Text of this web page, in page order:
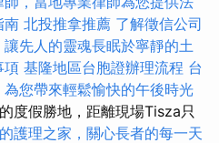
南 北投推拿推薦 了解徵信公司
先人的靈魂長眠於寧靜的土
項 基隆地區台胞證辦理流程 台
您帶來輕鬆愉快的午後時光
度假勝地，距離現場Tisza只
護理之家，關心長者的每一天